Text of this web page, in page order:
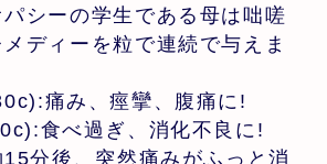
シーの学生である母は咄嗟
ディーを粒で連続で与えま
痛み、痙攣、腹痛に!
食べ過ぎ、消化不良に!
分後、突然痛みがふっと消